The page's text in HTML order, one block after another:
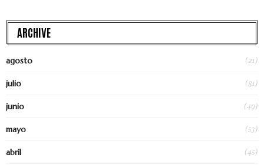
ARCHIVE
agosto (21)
julio (81)
junio (49)
mayo (53)
abril (45)